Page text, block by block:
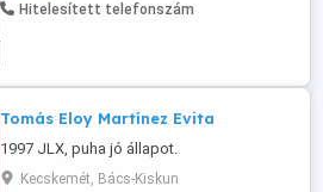
Hitelesített telefonszám
Tomás Eloy Martínez Evita
1997 JLX, puha jó állapot.
Kecskemét, Bács-Kiskun